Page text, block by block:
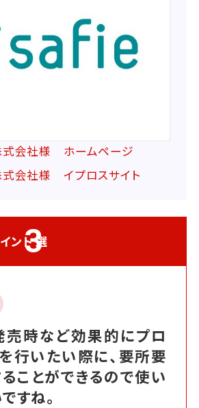
式会社様 ホームページ
式会社様 イプロスサイト
ント3
選
時など効果的にプロ
行いたい際に、要所要
ことができるので使い
すね。